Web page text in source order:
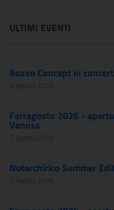
ULTIMI EVENTI
Bosso Concept in
8 Agosto 2026
Ferragosto 2026 -
Venosa
7 Agosto 2026
Notarchirico Summer
7 Agosto 2026